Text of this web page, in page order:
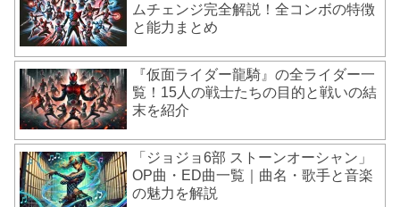
ムチェンジ完全解説！全コンボの特徴
と能力まとめ
『仮面ライダー龍騎』の全ライダー一
覧！15人の戦士たちの目的と戦いの結
末を紹介
「ジョジョ6部 ストーンオーシャン」
OP曲・ED曲一覧｜曲名・歌手と音楽
の魅力を解説